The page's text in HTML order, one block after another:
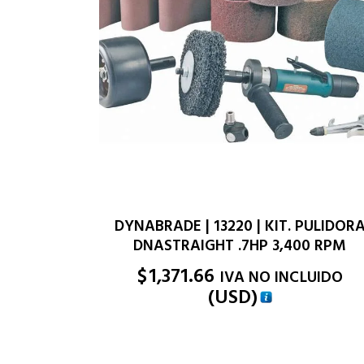
DYNABRADE | 13220 | KIT.
DNASTRAIGHT .7HP 3,400 RPM
$1,371.66 IVA NO INCLUIDO
(USD)